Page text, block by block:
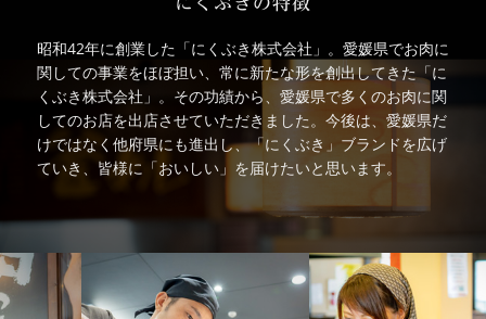
昭和42年に創業した「にくぶき株式会社」。愛媛県でお肉に
関しての事業をほぼ担い、常に新たな形を創出してきた「に
くぶき株式会社」。その功績から、愛媛県で多くのお肉に関
してのお店を出店させていただきました。今後は、愛媛県だ
けではなく他府県にも進出し、「にくぶき」ブランドを広げ
ていき、皆様に「おいしい」を届けたいと思います。